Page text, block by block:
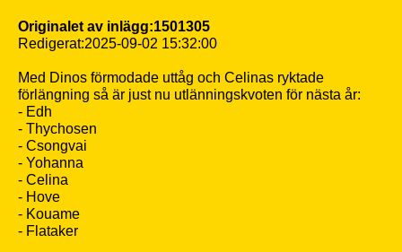
Originalet av inlägg:1501305
Redigerat:2025-09-02 15:32:00
Med Dinos förmodade uttåg och Celinas ryktade
förlängning så är just nu utlänningskvoten för nästa år:
- Edh
- Thychosen
- Csongvai
- Yohanna
- Celina
- Hove
- Kouame
- Flataker